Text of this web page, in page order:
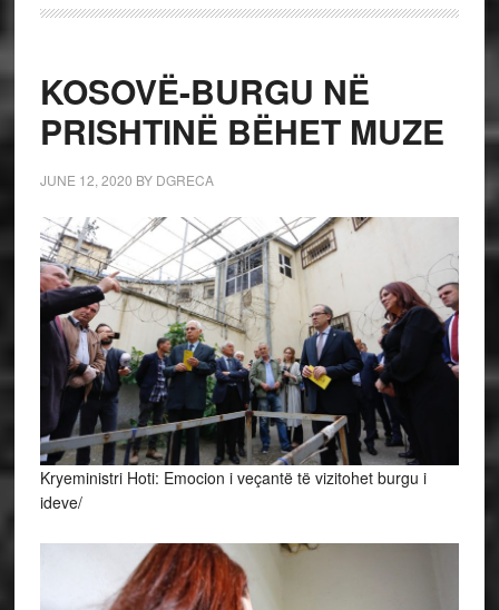
KOSOVË-BURGU NË
PRISHTINË BËHET MUZE
JUNE 12, 2020 BY DGRECA
Kryeministri Hoti: Emocion i veçantë të vizitohet burgu i
ideve/